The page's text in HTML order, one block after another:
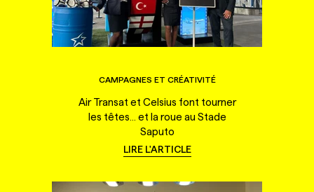
CAMPAGNES ET CRÉATIVITÉ
Air Transat et Celsius font tourner
les têtes... et la roue au Stade
Saputo
LIRE L'ARTICLE